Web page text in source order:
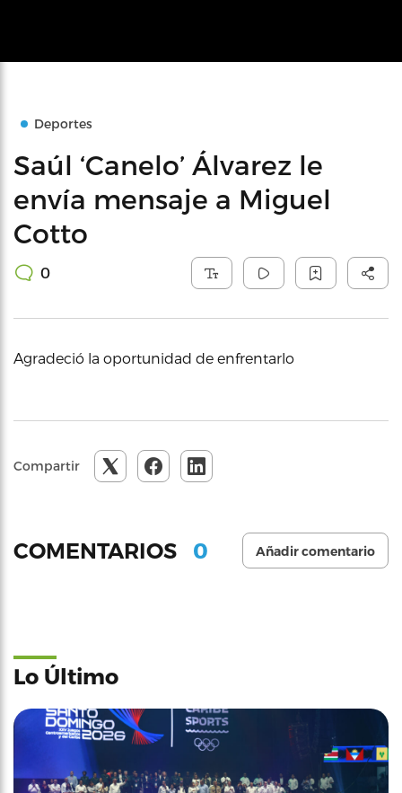
Deportes
Saúl ‘Canelo’ Álvarez le
envía mensaje a Miguel
Cotto
0
Agradeció la oportunidad de enfrentarlo
Compartir
COMENTARIOS 0 Añadir comentario
Lo Último